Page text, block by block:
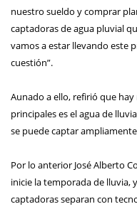
nuestro sueldo y comprar
captadoras de agua pluvial
vamos a estar llevando este
cuestión”.
Aunado a ello, refirió que
principales es el agua de
se puede captar
Por lo anterior José Alberto
inicie la temporada de lluvia,
captadoras separan con